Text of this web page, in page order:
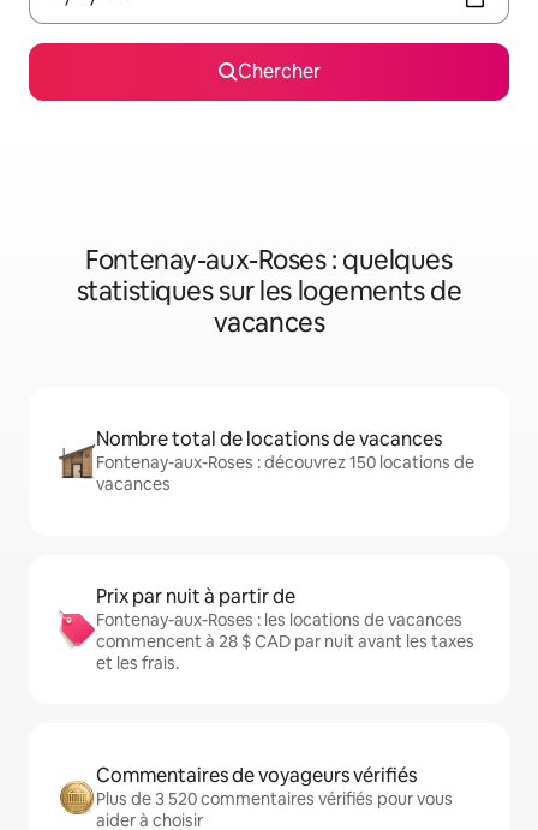
Chercher
Fontenay-aux-Roses : quelques
statistiques sur les logements de
vacances
Nombre total de locations de vacances
Fontenay-aux-Roses : découvrez 150 locations de
vacances
Prix par nuit à partir de
Fontenay-aux-Roses : les locations de vacances
commencent à 28 $ CAD par nuit avant les taxes
et les frais.
Commentaires de voyageurs vérifiés
Plus de 3 520 commentaires vérifiés pour vous
aider à choisir